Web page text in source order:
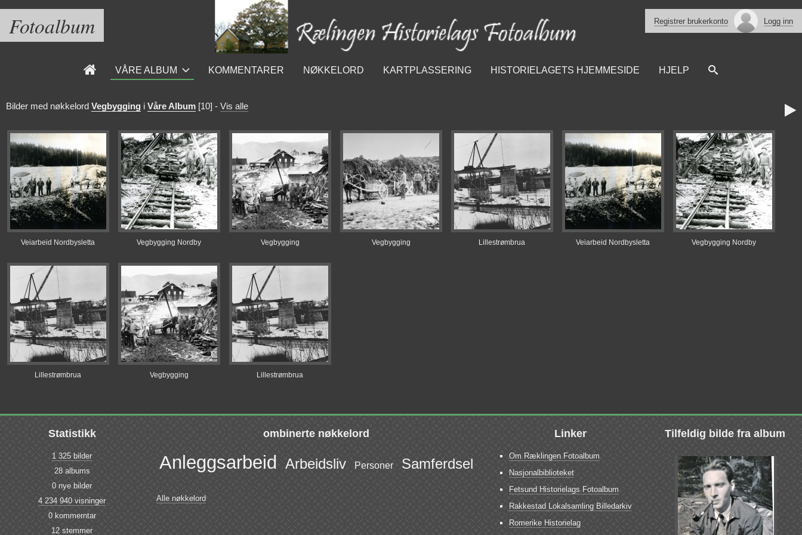
Fotoalbum Registrer brukerkonto Logg inn
VÅRE ALBUM KOMMENTARER NØKKELORD KARTPLASSERING HISTORIELAGETS HJEMMESIDE HJELP
Bilder med nøkkelord Vegbygging i Våre Album [10] - Vis alle 
Veiarbeid Nordbysletta Vegbygging Nordby Vegbygging Vegbygging Lillestrømbrua Veiarbeid Nordbysletta Vegbygging Nordby
Lillestrømbrua Vegbygging Lillestrømbrua
Statistikk
1 325 bilder
28 albums
0 nye bilder
4 234 940 visninger
0 kommerntar
12 stemmer
ombinerte nøkkelord
Anleggsarbeid Arbeidsliv Personer Samferdsel
Alle nøkkelord
Linker
Om Ræklingen Fotoalbum
Nasjonalbiblioteket
Fetsund Historielags Fotoalbum
Rakkestad Lokalsamling Billedarkiv
Romerike Historielag
Tilfeldig bilde fra album